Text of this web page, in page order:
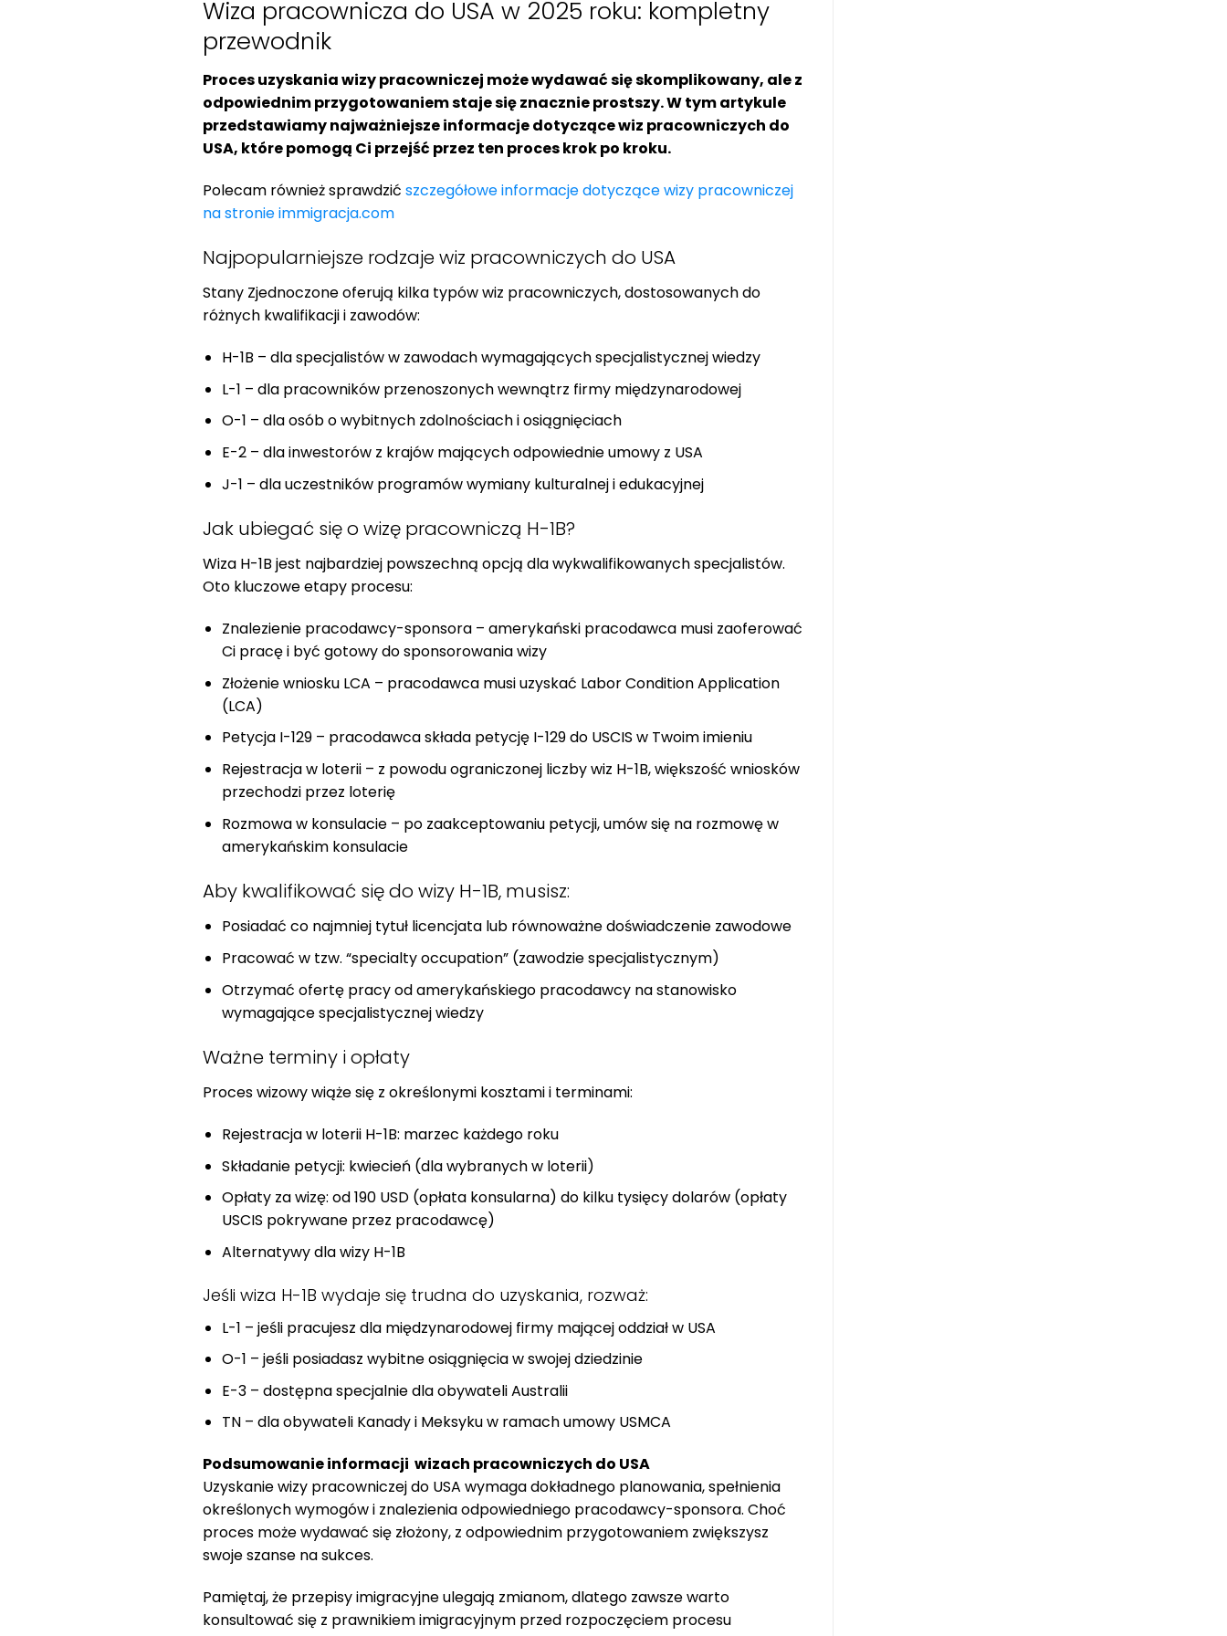
Wiza pracownicza do USA w 2025 roku: kompletny
przewodnik
Proces uzyskania wizy pracowniczej może wydawać się skomplikowany, ale z
odpowiednim przygotowaniem staje się znacznie prostszy. W tym artykule
przedstawiamy najważniejsze informacje dotyczące wiz pracowniczych do
USA, które pomogą Ci przejść przez ten proces krok po kroku.
Polecam również sprawdzić szczegółowe informacje dotyczące wizy pracowniczej
na stronie immigracja.com
Najpopularniejsze rodzaje wiz pracowniczych do USA
Stany Zjednoczone oferują kilka typów wiz pracowniczych, dostosowanych do
różnych kwalifikacji i zawodów:
H-1B – dla specjalistów w zawodach wymagających specjalistycznej wiedzy
L-1 – dla pracowników przenoszonych wewnątrz firmy międzynarodowej
O-1 – dla osób o wybitnych zdolnościach i osiągnięciach
E-2 – dla inwestorów z krajów mających odpowiednie umowy z USA
J-1 – dla uczestników programów wymiany kulturalnej i edukacyjnej
Jak ubiegać się o wizę pracowniczą H-1B?
Wiza H-1B jest najbardziej powszechną opcją dla wykwalifikowanych specjalistów.
Oto kluczowe etapy procesu:
Znalezienie pracodawcy-sponsora – amerykański pracodawca musi zaoferować
Ci pracę i być gotowy do sponsorowania wizy
Złożenie wniosku LCA – pracodawca musi uzyskać Labor Condition Application
(LCA)
Petycja I-129 – pracodawca składa petycję I-129 do USCIS w Twoim imieniu
Rejestracja w loterii – z powodu ograniczonej liczby wiz H-1B, większość wniosków
przechodzi przez loterię
Rozmowa w konsulacie – po zaakceptowaniu petycji, umów się na rozmowę w
amerykańskim konsulacie
Aby kwalifikować się do wizy H-1B, musisz:
Posiadać co najmniej tytuł licencjata lub równoważne doświadczenie zawodowe
Pracować w tzw. “specialty occupation” (zawodzie specjalistycznym)
Otrzymać ofertę pracy od amerykańskiego pracodawcy na stanowisko
wymagające specjalistycznej wiedzy
Ważne terminy i opłaty
Proces wizowy wiąże się z określonymi kosztami i terminami:
Rejestracja w loterii H-1B: marzec każdego roku
Składanie petycji: kwiecień (dla wybranych w loterii)
Opłaty za wizę: od 190 USD (opłata konsularna) do kilku tysięcy dolarów (opłaty
USCIS pokrywane przez pracodawcę)
Alternatywy dla wizy H-1B
Jeśli wiza H-1B wydaje się trudna do uzyskania, rozważ:
L-1 – jeśli pracujesz dla międzynarodowej firmy mającej oddział w USA
O-1 – jeśli posiadasz wybitne osiągnięcia w swojej dziedzinie
E-3 – dostępna specjalnie dla obywateli Australii
TN – dla obywateli Kanady i Meksyku w ramach umowy USMCA
Podsumowanie informacji wizach pracowniczych do USA
Uzyskanie wizy pracowniczej do USA wymaga dokładnego planowania, spełnienia
określonych wymogów i znalezienia odpowiedniego pracodawcy-sponsora. Choć
proces może wydawać się złożony, z odpowiednim przygotowaniem zwiększysz
swoje szanse na sukces.
Pamiętaj, że przepisy imigracyjne ulegają zmianom, dlatego zawsze warto
konsultować się z prawnikiem imigracyjnym przed rozpoczęciem procesu